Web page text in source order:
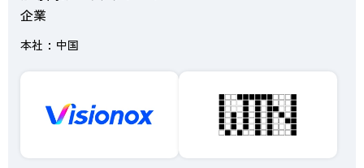
本社 中国
企業